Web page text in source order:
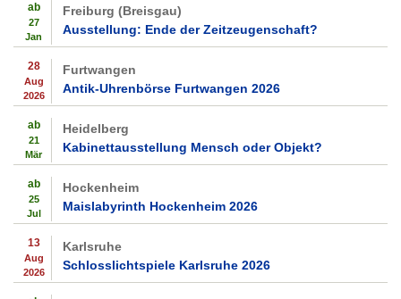
ab
27
Jan
Freiburg (Breisgau)
Ausstellung: Ende der Zeitzeugenschaft?
28
Aug
2026
Furtwangen
Antik-Uhrenbörse Furtwangen 2026
ab
21
Mär
Heidelberg
Kabinettausstellung Mensch oder Objekt?
ab
25
Jul
Hockenheim
Maislabyrinth Hockenheim 2026
13
Aug
2026
Karlsruhe
Schlosslichtspiele Karlsruhe 2026